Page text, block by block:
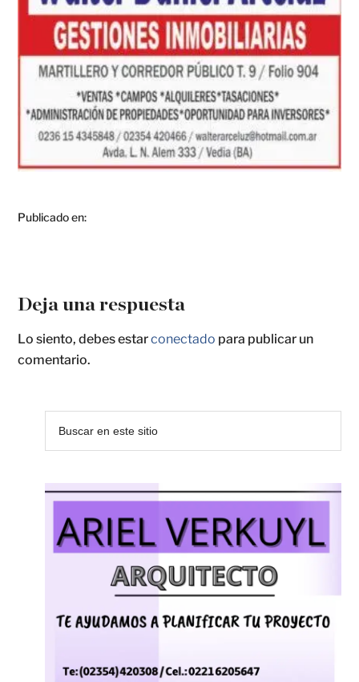
Publicado en:
Deja una respuesta
Lo siento, debes estarconectado para publicar un
comentario.